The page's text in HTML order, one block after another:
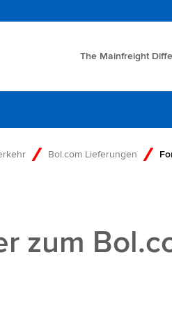
The Mainfreight
Bol.com Lieferungen
zum